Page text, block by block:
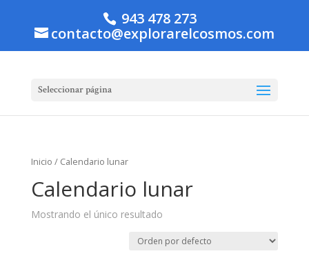
943 478 273
contacto@explorarelcosmos.com
Seleccionar página
Inicio / Calendario lunar
Calendario lunar
Mostrando el único resultado